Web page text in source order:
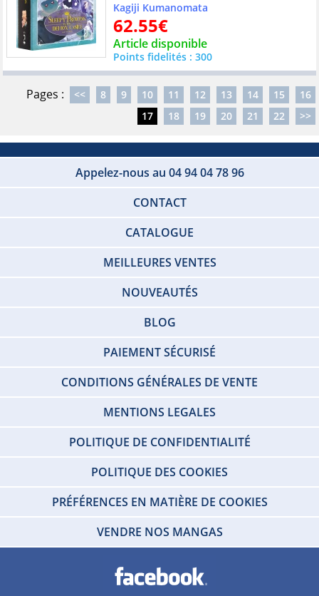
Kagiji Kumanomata
62.55€
Article disponible
Points fidelités : 300
Pages : << 8 9 10 11 12 13 14 15
16
17
18 19 20 21 22 >>
Appelez-nous au 04 94 04 78 96
CONTACT
CATALOGUE
MEILLEURES VENTES
NOUVEAUTÉS
BLOG
PAIEMENT SÉCURISÉ
CONDITIONS GÉNÉRALES DE VENTE
MENTIONS LEGALES
POLITIQUE DE CONFIDENTIALITÉ
POLITIQUE DES COOKIES
PRÉFÉRENCES EN MATIÈRE DE COOKIES
VENDRE NOS MANGAS